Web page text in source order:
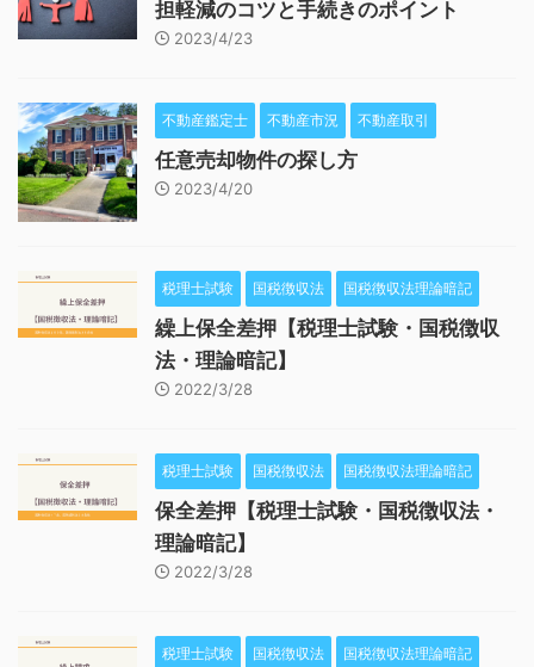
担軽減のコツと手続きのポイント
2023/4/23
不動産鑑定士 不動産市況 不動産取引
任意売却物件の探し方
2023/4/20
税理士試験 国税徴収法 国税徴収法理論暗記
繰上保全差押【税理士試験・国税徴収
法・理論暗記】
2022/3/28
税理士試験 国税徴収法 国税徴収法理論暗記
保全差押【税理士試験・国税徴収法・
理論暗記】
2022/3/28
税理士試験 国税徴収法 国税徴収法理論暗記